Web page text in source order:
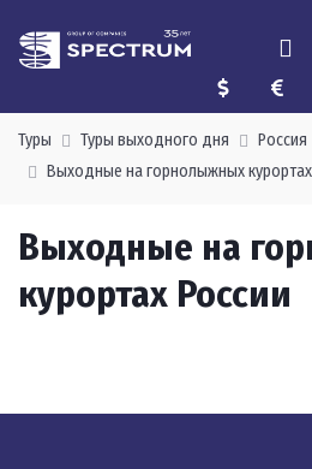
Туры Туры выходного дня
Россия
Выходные на горнолыжных курортах
Выходные на
курортах России